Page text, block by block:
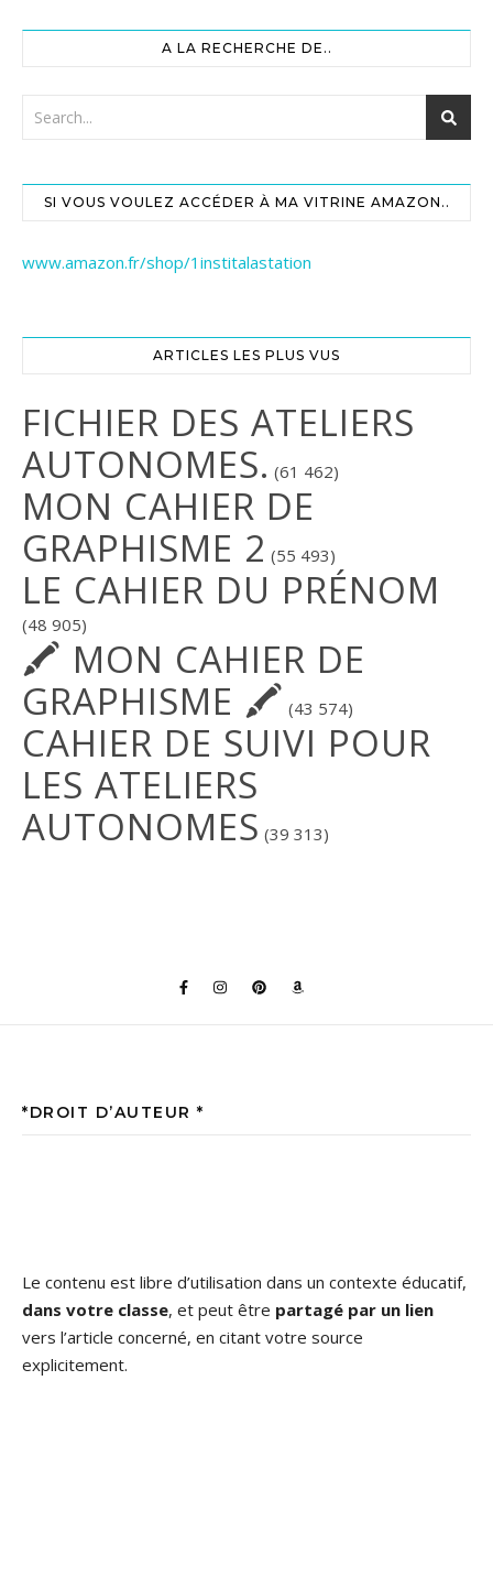
A LA RECHERCHE DE..
SI VOUS VOULEZ ACCÉDER À MA VITRINE AMAZON..
www.amazon.fr/shop/1institalastation
ARTICLES LES PLUS VUS
FICHIER DES ATELIERS
AUTONOMES. (61 462)
MON CAHIER DE
GRAPHISME 2 (55 493)
LE CAHIER DU PRÉNOM
(48 905)
🖍 MON CAHIER DE
GRAPHISME 🖍 (43 574)
CAHIER DE SUIVI POUR
LES ATELIERS
AUTONOMES (39 313)
*DROIT D’AUTEUR *
Le contenu est libre d’utilisation dans un contexte éducatif,
dans votre classe, et peut être partagé par un lien
vers l’article concerné, en citant votre source
explicitement.